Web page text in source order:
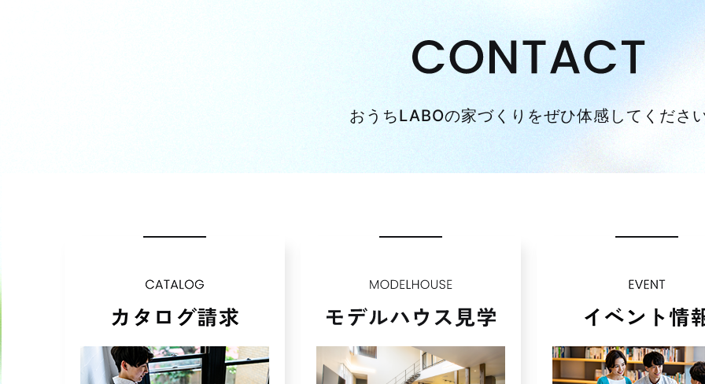
2021年02月 (11)
2020年12月 (7)
2020年11月 (5)
おうちLABOの家づくりをぜひ体感してくださ